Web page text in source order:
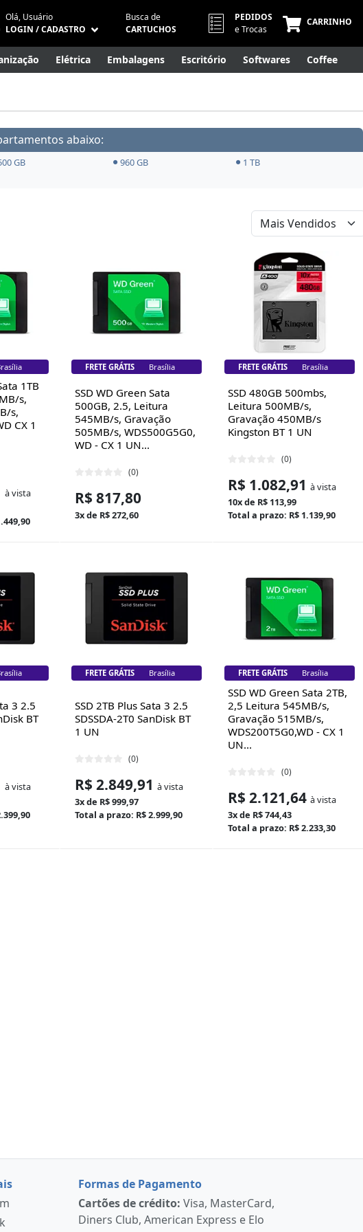
Olá, Usuário
LOGIN / CADASTRO
Busca de
CARTUCHOS
PEDIDOS
e Trocas
CARRINHO
Elétrica Embalagens Escritório Softwares Coffee
abaixo:
GB 960 GB
1 TB
1TB
s,
s,
CX 1
à vista
FRETE GRÁTIS Brasília
SSD WD Green Sata
500GB, 2.5, Leitura
545MB/s, Gravação
505MB/s, WDS500G5G0,
WD - CX 1 UN...
(0)
R$ 817,80
3x de R$ 272,60
FRETE GRÁTIS Brasília
SSD 480GB 500mbs,
Leitura 500MB/s,
Gravação 450MB/s
Kingston BT 1 UN
(0)
R$ 1.082,91à vista
10x de R$ 113,99
Total a prazo: R$ 1.139,90
3 2.5
BT
à vista
FRETE GRÁTIS Brasília
SSD 2TB Plus Sata 3 2.5
SDSSDA-2T0 SanDisk BT
1 UN
(0)
R$ 2.849,91à vista
3x de R$ 999,97
Total a prazo: R$ 2.999,90
FRETE GRÁTIS Brasília
SSD WD Green Sata 2TB,
2,5 Leitura 545MB/s,
Gravação 515MB/s,
WDS200T5G0,WD - CX 1
UN...
(0)
R$ 2.121,64à vista
3x de R$ 744,43
Total a prazo: R$ 2.233,30
Formas de Pagamento
Cartões de crédito: Visa, MasterCard,
Diners Club, American Express e Elo